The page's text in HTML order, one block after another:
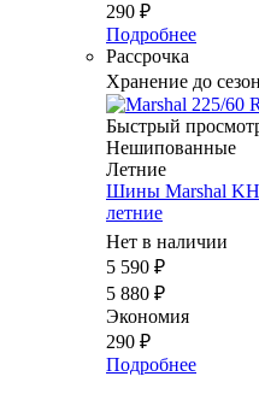
290 ₽
Подробнее
Рассрочка
Хранение до
Быстрый
Нешипованные
Летние
Шины Marshal
летние
Нет в наличии
5 590 ₽
5 880 ₽
Экономия
290 ₽
Подробнее